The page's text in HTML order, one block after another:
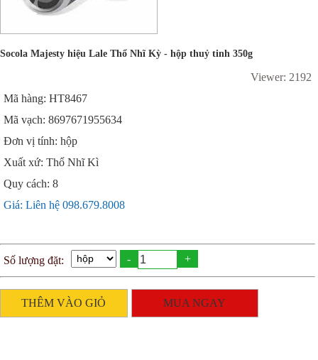
Socola Majesty hiệu Lale Thổ Nhĩ Kỳ - hộp thuỷ tinh 350g
Viewer: 2192
Mã hàng: HT8467
Mã vạch: 8697671955634
Đơn vị tính: hộp
Xuất xứ: Thổ Nhĩ Kì
Quy cách: 8
Giá: Liên hệ 098.679.8008
Số lượng đặt: - +
THÊM VÀO GIỎ MUA NGAY